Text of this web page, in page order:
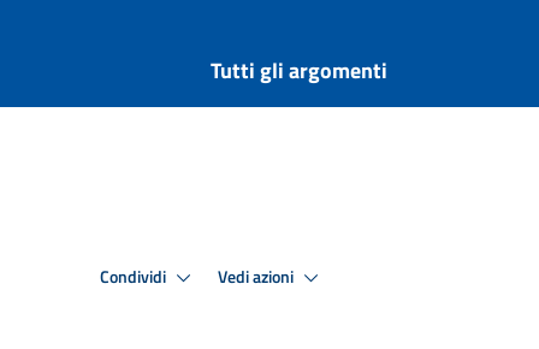
Tutti gli argomenti
Condividi Vedi azioni